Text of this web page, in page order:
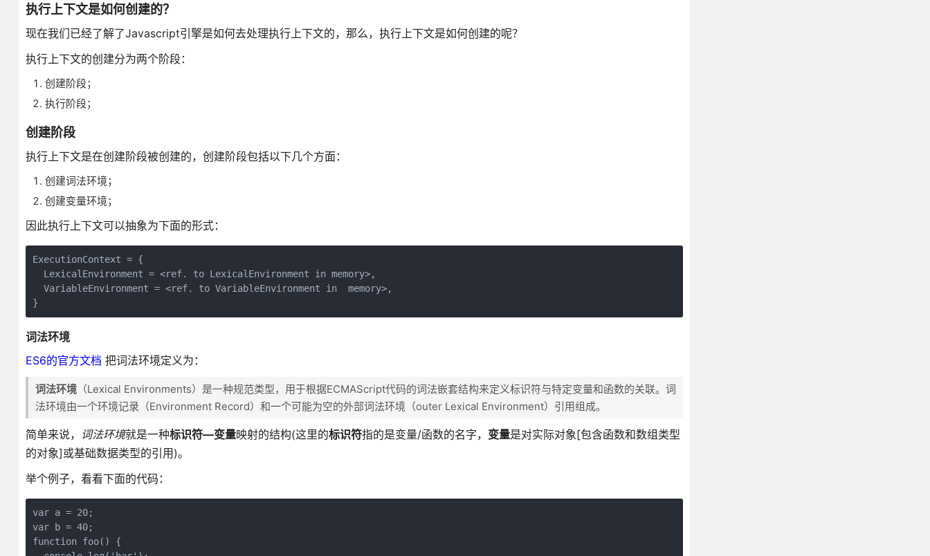
执行上下文是如何创建的？
现在我们已经了解了Javascript引擎是如何去处理执行上下文的，那么，执行上下文是如何创建的呢？
执行上下文的创建分为两个阶段：
创建阶段；
执行阶段；
创建阶段
执行上下文是在创建阶段被创建的，创建阶段包括以下几个方面：
创建词法环境；
创建变量环境；
因此执行上下文可以抽象为下面的形式：
ExecutionContext = {
  LexicalEnvironment = <ref. to LexicalEnvironment in memory>,
  VariableEnvironment = <ref. to VariableEnvironment in  memory>,
}
词法环境
ES6的官方文档 把词法环境定义为：
词法环境（Lexical Environments）是一种规范类型，用于根据ECMAScript代码的词法嵌套结构来定义标识符与特定变量和函数的关联。词
法环境由一个环境记录（Environment Record）和一个可能为空的外部词法环境（outer Lexical Environment）引用组成。
简单来说， 词法环境就是一种标识符—变量映射的结构(这里的标识符指的是变量/函数的名字， 变量是对实际对象[包含函数和数组类型
的对象]或基础数据类型的引用)。
举个例子，看看下面的代码：
var a = 20;
var b = 40;
function foo() {